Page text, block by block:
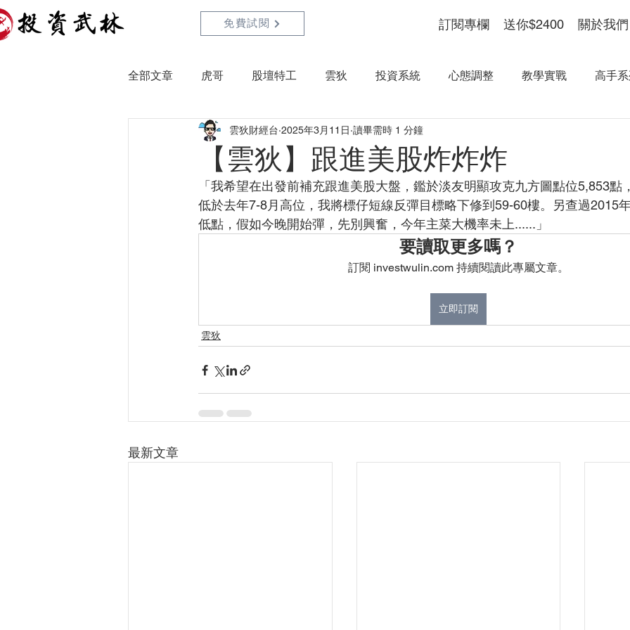
訂閱專欄 送你$2400 關於我們
免費試閱
全部文章 虎哥 股壇特工 雲狄 投資系統 心態調整 教學實戰 高手
【雲狄】跟進美股炸炸炸
雲狄財經台 2025年3月11日 讀畢需時 1 分鐘
「我希望在出發前補充跟進美股大盤，鑑於淡友明顯攻克九方圖點位5,853點
低於去年7-8月高位，我將標仔短線反彈目標略下修到59-60樓。另查過2015
低點，假如今晚開始彈，先別興奮，今年主菜大機率未上......」
要讀取更多嗎？
訂閱 investwulin.com 持續閱讀此專屬文章。
立即訂閱
雲狄
最新文章